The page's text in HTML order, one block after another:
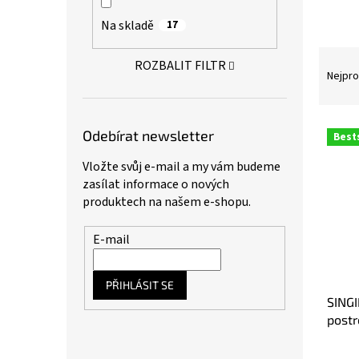
Na skladě 17
ROZBALIT FILTR
Odebírat newsletter
Vložte svůj e-mail a my vám budeme
zasílat informace o nových
produktech na našem e-shopu.
E-mail
PŘIHLÁSIT SE
nV